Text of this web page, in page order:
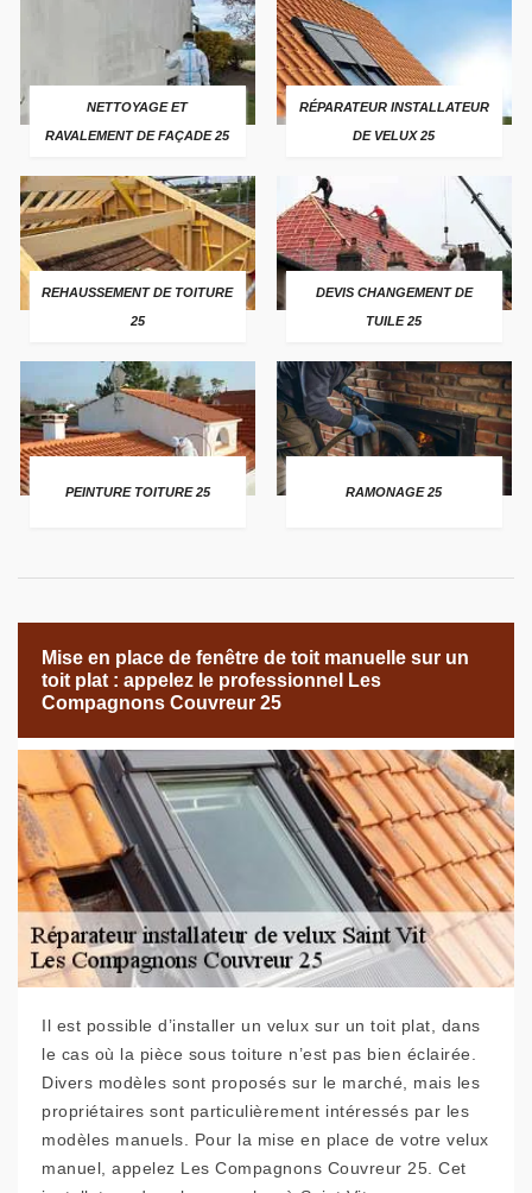
NETTOYAGE ET
RAVALEMENT DE FAÇADE 25
RÉPARATEUR INSTALLATEUR
DE VELUX 25
REHAUSSEMENT DE TOITURE
25
DEVIS CHANGEMENT DE
TUILE 25
PEINTURE TOITURE 25 RAMONAGE 25
Mise en place de fenêtre de toit manuelle sur un
toit plat : appelez le professionnel Les
Compagnons Couvreur 25
Il est possible d’installer un velux sur un toit plat, dans
le cas où la pièce sous toiture n’est pas bien éclairée.
Divers modèles sont proposés sur le marché, mais les
propriétaires sont particulièrement intéressés par les
modèles manuels. Pour la mise en place de votre velux
manuel, appelez Les Compagnons Couvreur 25. Cet